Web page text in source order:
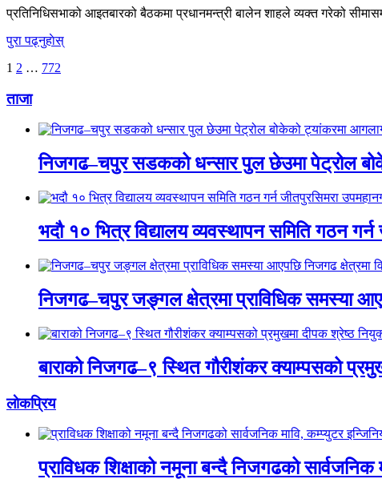
प्रतिनिधिसभाको आइतबारको बैठकमा प्रधानमन्त्री बालेन शाहले व्यक्त गरेको
पुरा पढ्नुहाेस्
1 2 … 772
ताजा
निजगढ–चपुर सडकको धन्सार पुल छेउमा पेट्रोल
भदौ १० भित्र विद्यालय व्यवस्थापन समिति गठन
निजगढ–चपुर जङ्गल क्षेत्रमा प्राविधिक समस्या
बाराको निजगढ–९ स्थित गौरीशंकर क्याम्पसको
लाेकप्रिय
प्राविधक शिक्षाको नमूना बन्दै निजगढको सार्वजनिक